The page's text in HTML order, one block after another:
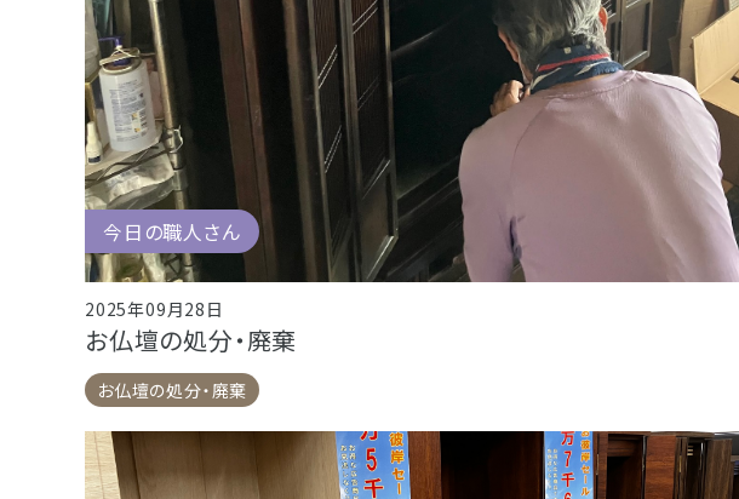
今日の職人さん
2025年09月28日
お仏壇の処分・廃棄
お仏壇の処分・廃棄